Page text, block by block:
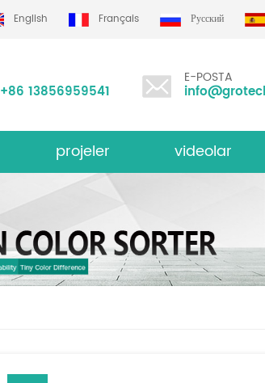
English Français Русский
+86 13856959541
E-POSTA
projeler videolar